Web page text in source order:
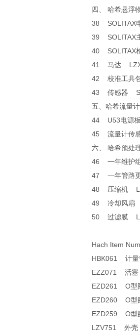
四、 哈希
38
39
40
41 马达
42 校准工
43 传感器
五、哈希
44 U53电源
45 流量计
六、 哈希
46 一年维
47 一年管
48 压缩机
49 冷却风
50 过滤膜
Hach Item
HBK061 计量
EZZ071 活塞
EZD261 O型
EZD260 O型
EZD259 O型
LZV751 外壳